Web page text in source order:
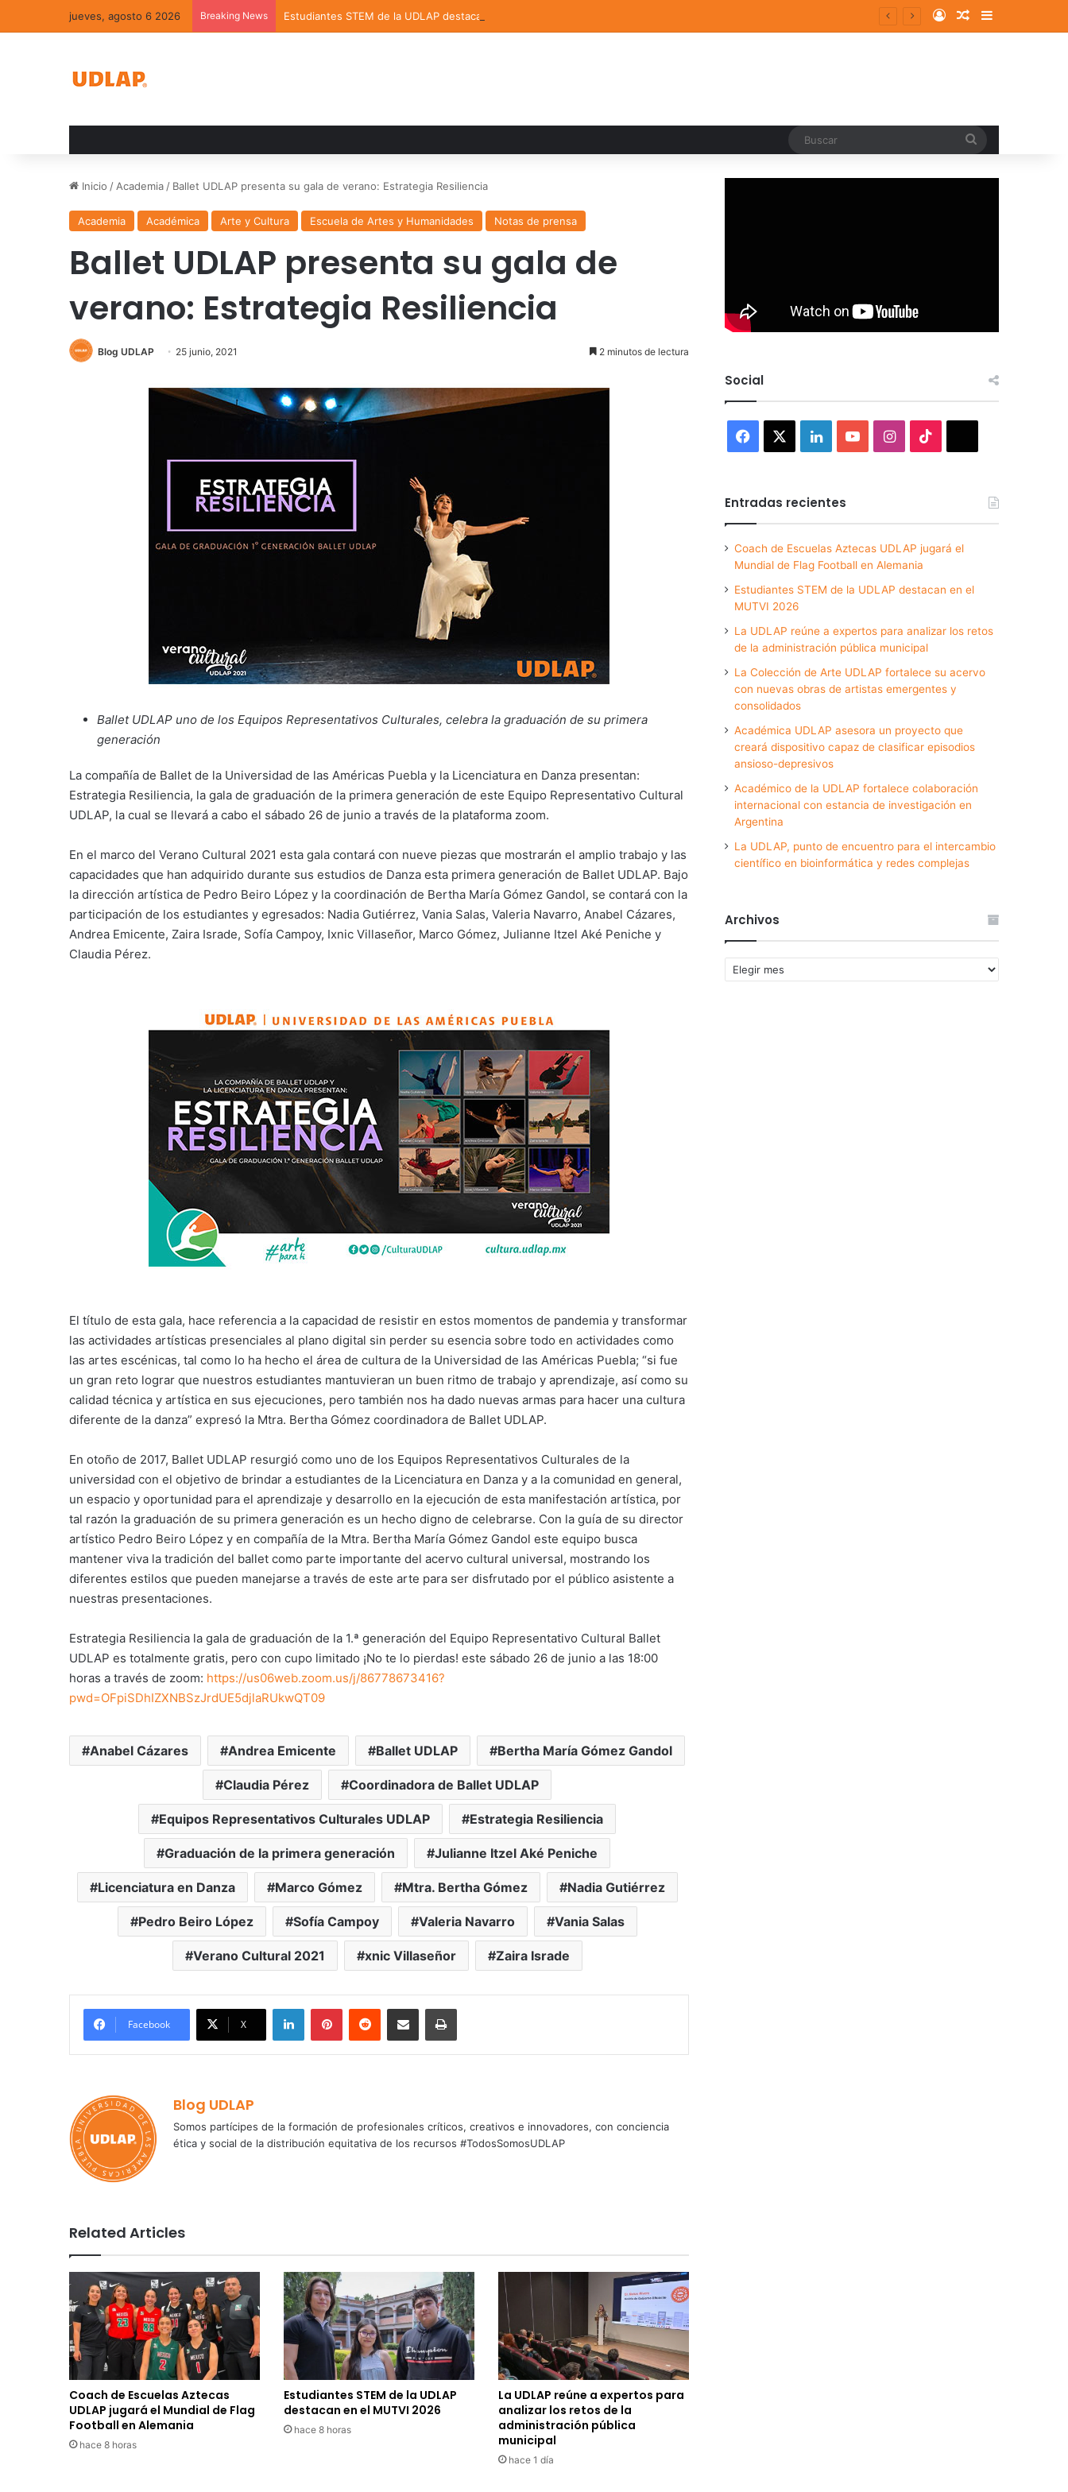
jueves, agosto 6 2026 Breaking News Estudiantes STEM de la UDLAP destacan en el MUTVI 2026 Log InRandom Article
Sidebar
Inicio / Academia / Ballet UDLAP presenta su gala de verano: Estrategia Resiliencia
Academia Académica Arte y Cultura Escuela de Artes y Humanidades Notas de prensa
Ballet UDLAP presenta su gala de
verano: Estrategia Resiliencia
Blog UDLAP 25 junio, 2021 2 minutos de lectura
Ballet UDLAP uno de los Equipos Representativos Culturales, celebra la graduación de su primera
generación
La compañía de Ballet de la Universidad de las Américas Puebla y la Licenciatura en Danza presentan:
Estrategia Resiliencia, la gala de graduación de la primera generación de este Equipo Representativo Cultural
UDLAP, la cual se llevará a cabo el sábado 26 de junio a través de la plataforma zoom.
En el marco del Verano Cultural 2021 esta gala contará con nueve piezas que mostrarán el amplio trabajo y las
capacidades que han adquirido durante sus estudios de Danza esta primera generación de Ballet UDLAP. Bajo
la dirección artística de Pedro Beiro López y la coordinación de Bertha María Gómez Gandol, se contará con la
participación de los estudiantes y egresados: Nadia Gutiérrez, Vania Salas, Valeria Navarro, Anabel Cázares,
Andrea Emicente, Zaira Israde, Sofía Campoy, Ixnic Villaseñor, Marco Gómez, Julianne Itzel Aké Peniche y
Claudia Pérez.
El título de esta gala, hace referencia a la capacidad de resistir en estos momentos de pandemia y transformar
las actividades artísticas presenciales al plano digital sin perder su esencia sobre todo en actividades como
las artes escénicas, tal como lo ha hecho el área de cultura de la Universidad de las Américas Puebla; “si fue
un gran reto lograr que nuestros estudiantes mantuvieran un buen ritmo de trabajo y aprendizaje, así como su
calidad técnica y artística en sus ejecuciones, pero también nos ha dado nuevas armas para hacer una cultura
diferente de la danza” expresó la Mtra. Bertha Gómez coordinadora de Ballet UDLAP.
En otoño de 2017, Ballet UDLAP resurgió como uno de los Equipos Representativos Culturales de la
universidad con el objetivo de brindar a estudiantes de la Licenciatura en Danza y a la comunidad en general,
un espacio y oportunidad para el aprendizaje y desarrollo en la ejecución de esta manifestación artística, por
tal razón la graduación de su primera generación es un hecho digno de celebrarse. Con la guía de su director
artístico Pedro Beiro López y en compañía de la Mtra. Bertha María Gómez Gandol este equipo busca
mantener viva la tradición del ballet como parte importante del acervo cultural universal, mostrando los
diferentes estilos que pueden manejarse a través de este arte para ser disfrutado por el público asistente a
nuestras presentaciones.
Estrategia Resiliencia la gala de graduación de la 1.ª generación del Equipo Representativo Cultural Ballet
UDLAP es totalmente gratis, pero con cupo limitado ¡No te lo pierdas! este sábado 26 de junio a las 18:00
horas a través de zoom: https://us06web.zoom.us/j/86778673416?
pwd=OFpiSDhIZXNBSzJrdUE5djlaRUkwQT09
Anabel Cázares Andrea Emicente Ballet UDLAP Bertha María Gómez Gandol
Claudia Pérez Coordinadora de Ballet UDLAP
Equipos Representativos Culturales UDLAP Estrategia Resiliencia
Graduación de la primera generación Julianne Itzel Aké Peniche
Licenciatura en Danza Marco Gómez Mtra. Bertha Gómez Nadia Gutiérrez
Pedro Beiro López Sofía Campoy Valeria Navarro Vania Salas
Verano Cultural 2021 xnic Villaseñor Zaira Israde
Facebook X
LinkedInPinterestReddit Share via Email Print
Blog UDLAP
Somos partícipes de la formación de profesionales críticos, creativos e innovadores, con conciencia
ética y social de la distribución equitativa de los recursos #TodosSomosUDLAP
Related Articles
Coach de Escuelas Aztecas
UDLAP jugará el Mundial de Flag
Football en Alemania
hace 8 horas
Estudiantes STEM de la UDLAP
destacan en el MUTVI 2026
hace 8 horas
La UDLAP reúne a expertos para
analizar los retos de la
administración pública
municipal
hace 1 día
Social
Facebook LinkedInYouTubeInstagram
Entradas recientes
Coach de Escuelas Aztecas UDLAP jugará el
Mundial de Flag Football en Alemania
Estudiantes STEM de la UDLAP destacan en el
MUTVI 2026
La UDLAP reúne a expertos para analizar los retos
de la administración pública municipal
La Colección de Arte UDLAP fortalece su acervo
con nuevas obras de artistas emergentes y
consolidados
Académica UDLAP asesora un proyecto que
creará dispositivo capaz de clasificar episodios
ansioso-depresivos
Académico de la UDLAP fortalece colaboración
internacional con estancia de investigación en
Argentina
La UDLAP, punto de encuentro para el intercambio
científico en bioinformática y redes complejas
Archivos
Archivos